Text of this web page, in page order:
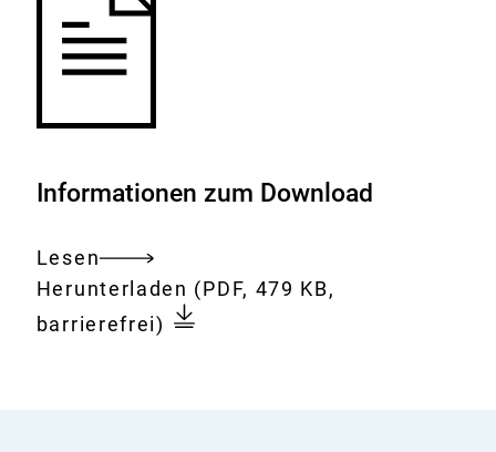
Informationen zum Download
Lesen
Gesamtes
Dokument
Download:
Herunterladen Mykotoxine
in
(PDF, 479 KB,
barrierefrei)